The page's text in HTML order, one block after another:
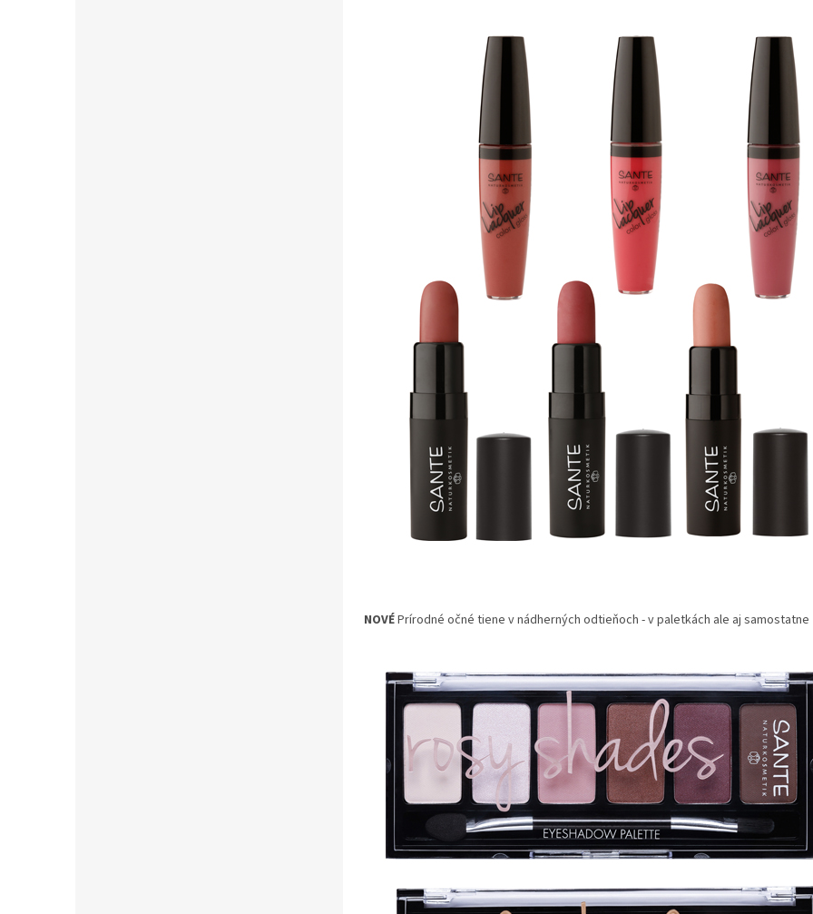
NOVÉPrírodné očné tiene v nádherných odtieňoch - v paletkách ale aj samostatne